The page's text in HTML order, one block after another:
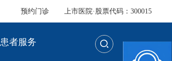
预约门诊 上市医院·股票代码：300015
患者服务